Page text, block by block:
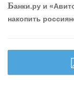
Банки.ру и
накопить